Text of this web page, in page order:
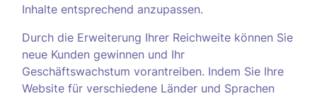
Inhalte entsprechend anzupassen.
Durch die Erweiterung Ihrer Reichweite können Sie
neue Kunden gewinnen und Ihr
Geschäftswachstum vorantreiben. Indem Sie Ihre
Website für verschiedene Länder und Sprachen